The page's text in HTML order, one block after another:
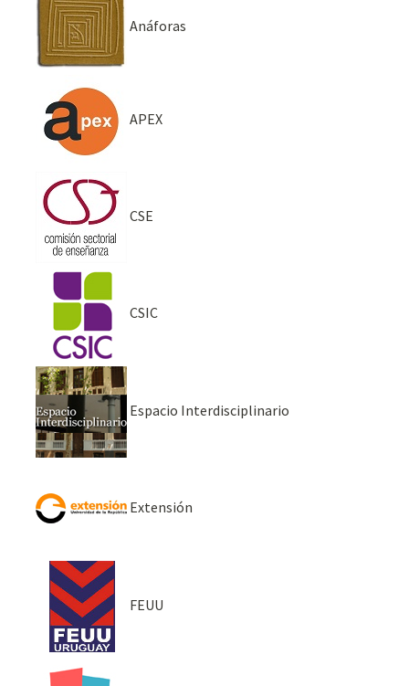
Anáforas
APEX
CSE
CSIC
Espacio Interdisciplinario
Extensión
FEUU